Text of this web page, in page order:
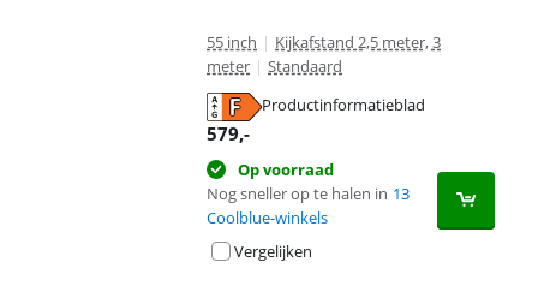
55 inch | Kijkafstand 2,5 meter, 3
meter | Standaard
Productinformatieblad
579,-
Op voorraad
Nog sneller op te halen in 13
Coolblue-winkels
Vergelijken